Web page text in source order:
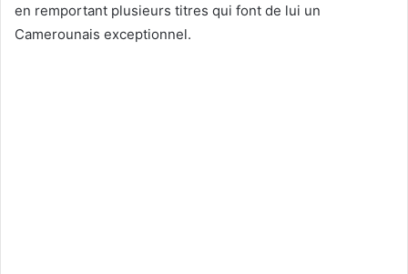
en remportant plusieurs titres qui font de lui un
Camerounais exceptionnel.